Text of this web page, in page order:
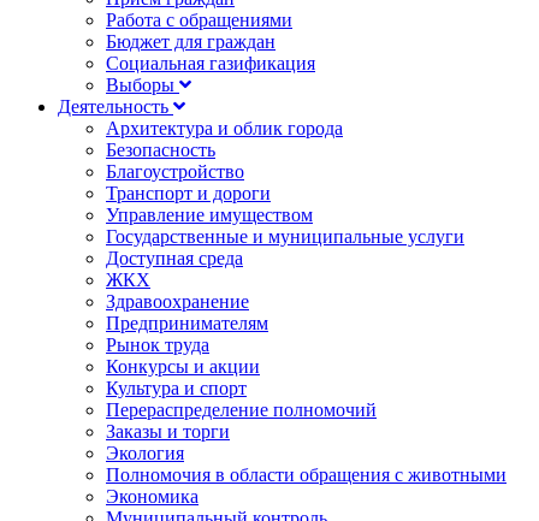
Работа с обращениями
Бюджет для граждан
Социальная газификация
Выборы
Деятельность
Архитектура и облик города
Безопасность
Благоустройство
Транспорт и дороги
Управление имуществом
Государственные и муниципальные услуги
Доступная среда
ЖКХ
Здравоохранение
Предпринимателям
Рынок труда
Конкурсы и акции
Культура и спорт
Перераспределение полномочий
Заказы и торги
Экология
Полномочия в области обращения с животными
Экономика